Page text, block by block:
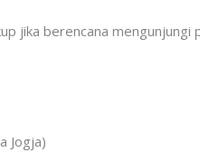
jika berencana mengunjungi
Jogja)